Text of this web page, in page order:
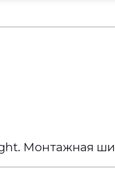
Монтажная